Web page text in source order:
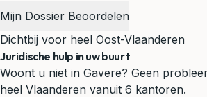
Mijn Dossier Beoordelen
Dichtbij voor heel Oost-Vlaanderen
Juridische hulp in uw buurt
Woont u niet in Gavere? Geen
heel Vlaanderen vanuit 6 kantoren.